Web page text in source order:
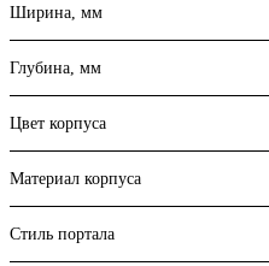
Ширина, мм
Глубина, мм
Цвет корпуса
Материал корпуса
Стиль портала